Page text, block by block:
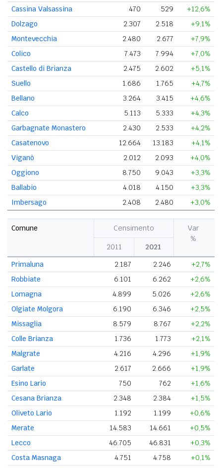
Cassina Valsassina
470 529
+12,6%
Dolzago
2.307 2.518
+9,1%
Montevecchia
2.480 2.677
+7,9%
Colico
7.473 7.994
+7,0%
Castello di Brianza
2.475 2.602
+5,1%
Suello
1.686 1.765
+4,7%
Bellano
3.264 3.415
+4,6%
Calco
5.113 5.333
+4,3%
Garbagnate Monastero
2.430 2.533
+4,2%
Casatenovo
12.664 13.183
+4,1%
Viganò
2.012 2.093
+4,0%
Oggiono
8.750 9.043
+3,3%
Ballabio
4.018 4.150
+3,3%
Imbersago
2.408 2.480 +3,0%
Comune Censimento
Var
%
2011
2021
Primaluna
2.187 2.246
+2,7%
Robbiate
6.101 6.262
+2,6%
Lomagna
4.899 5.026
+2,6%
Olgiate Molgora
6.190 6.346
+2,5%
Missaglia
8.579 8.767
+2,2%
Colle Brianza
1.736 1.773
+2,1%
Malgrate
4.216 4.296
+1,9%
Garlate
2.617 2.666
+1,9%
Esino Lario
750 762
+1,6%
Cesana Brianza
2.348 2.384
+1,5%
Oliveto Lario
1.192 1.199
+0,6%
Merate
14.583 14.661
+0,5%
Lecco
46.705 46.831
+0,3%
Costa Masnaga
4.751 4.758
+0,1%